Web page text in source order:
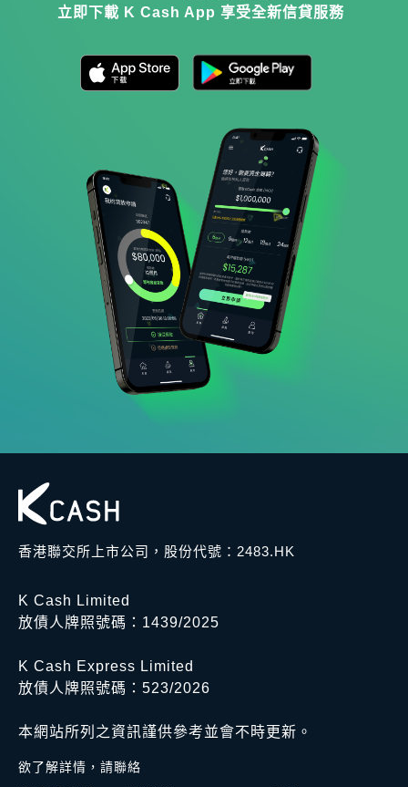
立即下載 K Cash App 享受全新信貸服務
香港聯交所上市公司，股份代號：2483.HK
K Cash Limited
放債人牌照號碼：1439/2025
K Cash Express Limited
放債人牌照號碼：523/2026
本網站所列之資訊謹供參考並會不時更新。
欲了解詳情，請聯絡